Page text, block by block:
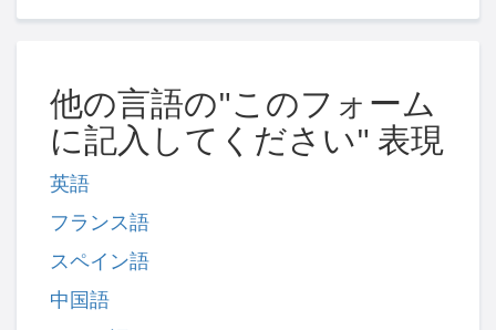
他の言語の"このフォーム
に記入してください" 表現
英語
フランス語
スペイン語
中国語